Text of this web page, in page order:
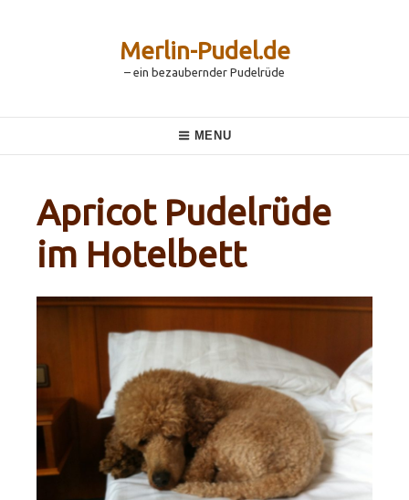
Merlin-Pudel.de
– ein bezaubernder Pudelrüde
Navigation
MENU
Apricot Pudelrüde
im Hotelbett